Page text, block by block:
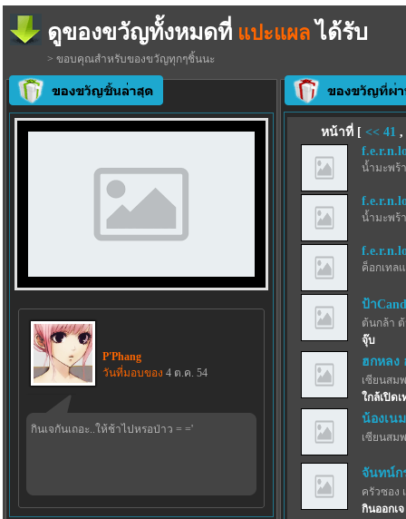
ดูของขวัญทั้งหมดที่ แปะแผล ได้รับ
> ขอบคุณสำหรับของขวัญทุกๆชิ้นนะ
P'Phang
วันที่มอบของ 4 ต.ค. 54
กินเจกันเถอะ..ให้ช้าไปหรอป่าว = ='
หน้าที่ [ << 41 ,
น้ำมะพร้
น้ำมะพร้
ค็อกเทล
ป้า
ต้นกล้า
จุ๊บ
ฮกหลง
เซียนสม
ใกล้เปิด
น้องเน
เซียนสม
จันทน์ก
ครัวซอง
กินออกเจ